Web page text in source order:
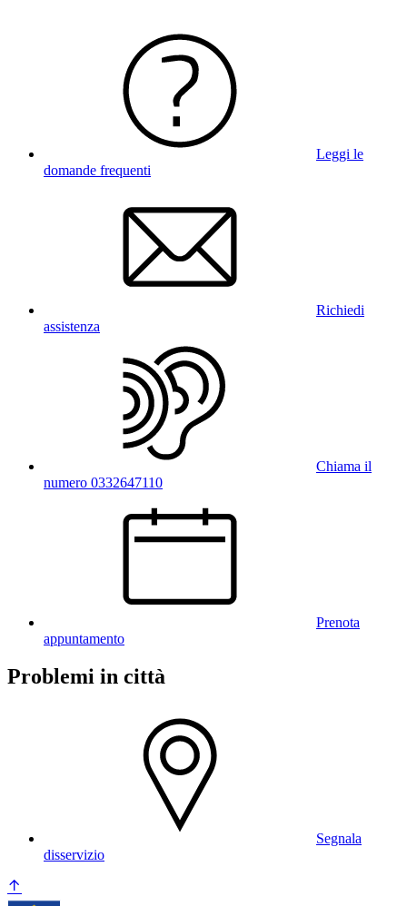
Leggi le
domande frequenti
Richiedi
assistenza
Chiama il
numero 0332647110
Prenota
appuntamento
Problemi in città
Segnala
disservizio